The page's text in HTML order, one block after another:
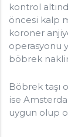
kontrol
öncesi kalp
koroner
operasyonu
böbrek
Böbrek taşı
ise
uygun olup